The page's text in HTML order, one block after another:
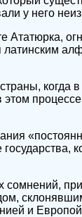
у него
Ататюрка,
когда
сомнений,
и